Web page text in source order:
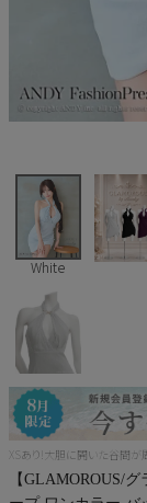
JENNNY
COMEX
Pleaser
White
XSあり!大胆に開いた谷間
【GLAMOROUS/